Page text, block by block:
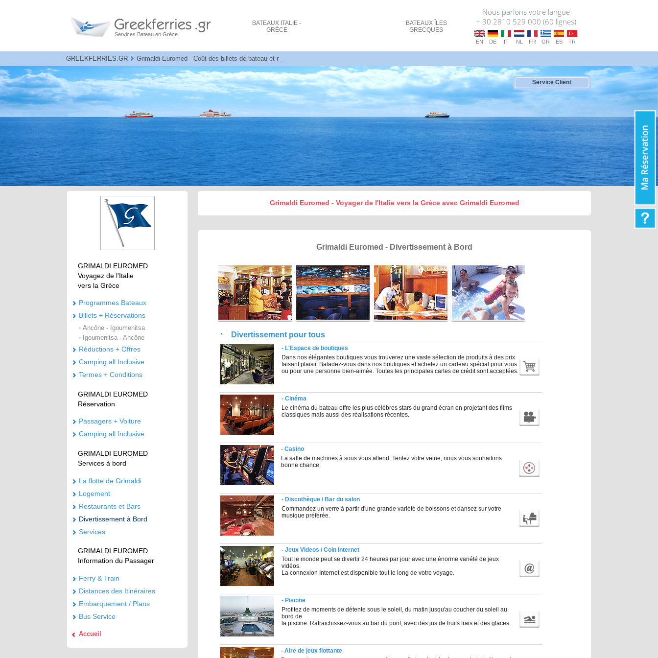
Services Bateau en Grèce
BATEAUX ITALIE -
GRÈCE
BATEAUX ÎLES
GRECQUES
Nous parlons votre langue
+ 30 2810 529 000 (60 lignes)
EN DE IT NL FR GR ES TR
GREEKFERRIES.GR Grimaldi Euromed - Coût des billets de bateau et réservations Ancône - Patras
Service Client
GRIMALDI EUROMED
Voyagez de l'Italie
vers la Grèce
Programmes Bateaux
Billets + Réservations
• Ancône - Igoumenitsa
• Igoumenitsa - Ancône
Réductions + Offres
Camping all Inclusive
Termes + Conditions
GRIMALDI EUROMED
Réservation
Passagers + Voiture
Camping all Inclusive
GRIMALDI EUROMED
Services à bord
La flotte de Grimaldi
Logement
Restaurants et Bars
Divertissement à Bord
Services
GRIMALDI EUROMED
Information du Passager
Ferry & Train
Distances des Itinéraires
Embarquement / Plans
Bus Service
Accueil
Grimaldi Euromed - Voyager de l'Italie vers la Grèce avec Grimaldi Euromed
Grimaldi Euromed - Divertissement à Bord
Divertissement pour tous
- L'Espace de boutiques
Dans nos élégantes boutiques vous trouverez une vaste sélection de produits à des prix
faisant plaisir. Baladez-vous dans nos boutiques et achetez un cadeau spécial pour vous
ou pour une personne bien-aimée. Toutes les principales cartes de crédit sont acceptées.
- Cinéma
Le cinéma du bateau offre les plus célèbres stars du grand écran en projetant des films
classiques mais aussi des réalisations récentes.
- Casino
La salle de machines à sous vous attend. Tentez votre veine, nous vous souhaitons
bonne chance.
- Discothèque / Bar du salon
Commandez un verre à partir d'une grande variété de boissons et dansez sur votre
musique préférée.
- Jeux Videos / Coin Internet
Tout le monde peut se divertir 24 heures par jour avec une énorme variété de jeux
vidéos.
La connexion Internet est disponible tout le long de votre voyage.
- Piscine
Profitez de moments de détente sous le soleil, du matin jusqu'au coucher du soleil au
bord de
la piscine. Rafraichissez-vous au bar du pont, avec des jus de fruits frais et des glaces.
- Aire de jeux flottante